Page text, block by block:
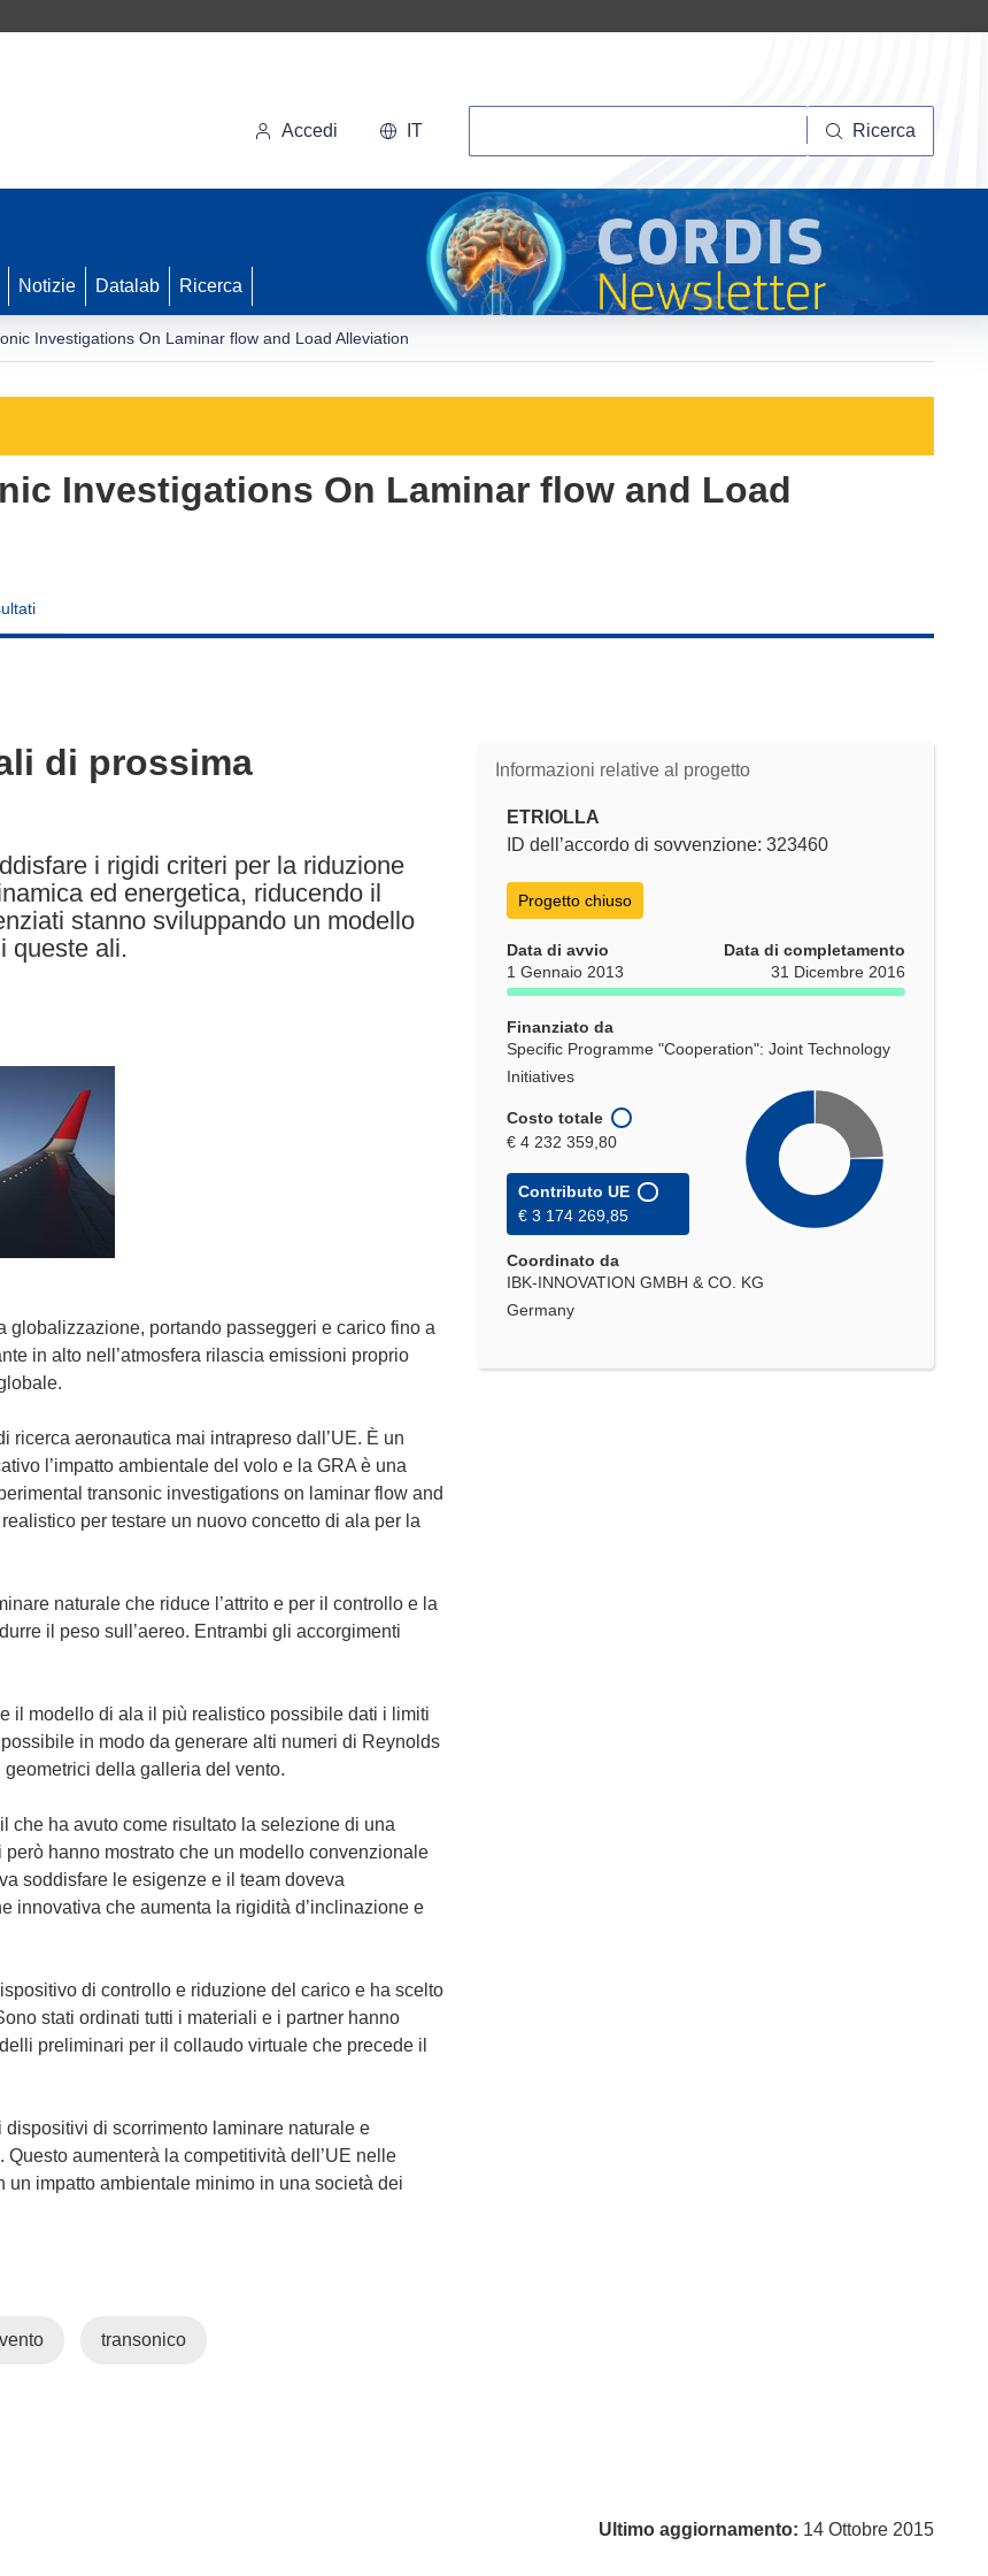
Accedi IT Ricerca
Notizie Datalab Ricerca
Investigations On Laminar flow and Load Alleviation
Investigations On Laminar flow and Load
di prossima
i rigidi criteri per la riduzione
ed energetica, riducendo il
stanno sviluppando un modello
queste ali.
globalizzazione, portando passeggeri e carico fino a
in alto nell’atmosfera rilascia emissioni proprio
ricerca aeronautica mai intrapreso dall’UE. È un
l’impatto ambientale del volo e la GRA è una
transonic investigations on laminar flow and
per testare un nuovo concetto di ala per la
naturale che riduce l’attrito e per il controllo e la
il peso sull’aereo. Entrambi gli accorgimenti
il modello di ala il più realistico possibile dati i limiti
in modo da generare alti numeri di Reynolds
della galleria del vento.
che ha avuto come risultato la selezione di una
hanno mostrato che un modello convenzionale
soddisfare le esigenze e il team doveva
innovativa che aumenta la rigidità d’inclinazione e
di controllo e riduzione del carico e ha scelto
stati ordinati tutti i materiali e i partner hanno
preliminari per il collaudo virtuale che precede il
di scorrimento laminare naturale e
aumenterà la competitività dell’UE nelle
impatto ambientale minimo in una società dei
transonico
Informazioni relative al progetto
ETRIOLLA
ID dell’accordo di sovvenzione: 323460
Progetto chiuso
Data di avvio
1 Gennaio 2013
Data di completamento
31 Dicembre 2016
Finanziato da
Specific Programme "Cooperation": Joint Technology
Initiatives
Costo totale
€ 4 232 359,80
Contributo UE
€ 3 174 269,85
Coordinato da
IBK-INNOVATION GMBH & CO. KG
Germany
Ultimo aggiornamento: 14 Ottobre 2015